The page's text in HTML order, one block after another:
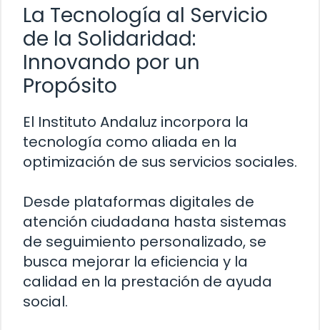
La Tecnología al Servicio
de la Solidaridad:
Innovando por un
Propósito
El Instituto Andaluz incorpora la
tecnología como aliada en la
optimización de sus servicios sociales.
Desde plataformas digitales de
atención ciudadana hasta sistemas
de seguimiento personalizado, se
busca mejorar la eficiencia y la
calidad en la prestación de ayuda
social.